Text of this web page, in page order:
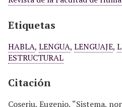
Etiquetas
HABLA, LENGUA, LENGUAJE,
ESTRUCTURAL
Citación
Coseriu, Eugenio, “Sistema,